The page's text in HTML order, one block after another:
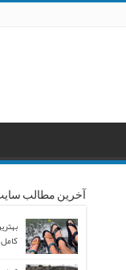
آخرین مطالب